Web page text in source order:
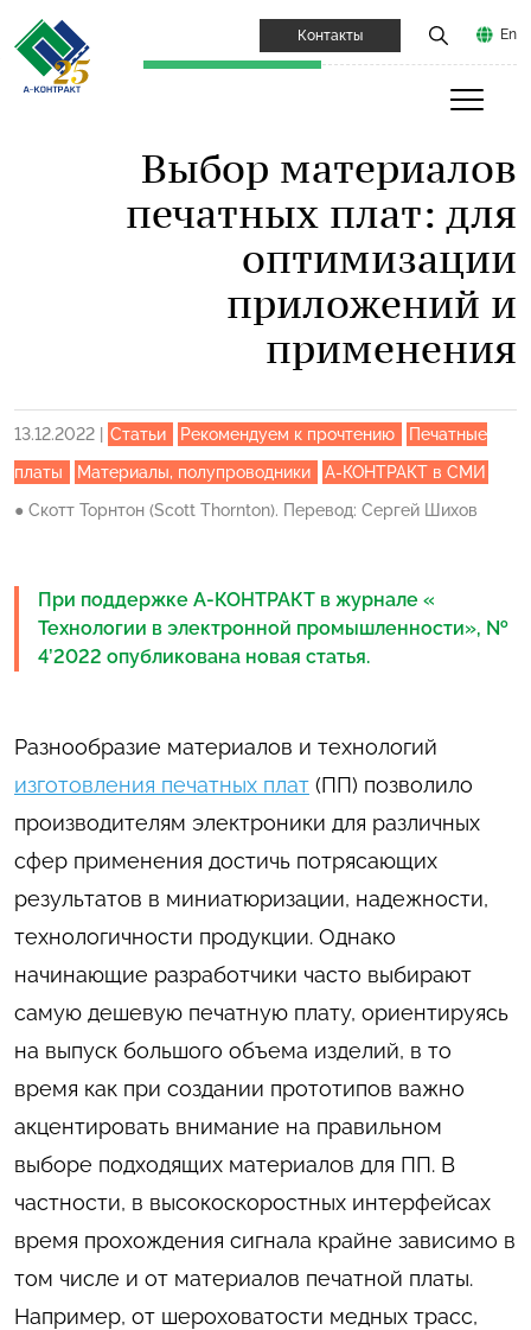
Контакты En
Выбор материалов
печатных плат: для
оптимизации
приложений и
применения
13.12.2022 Статьи Рекомендуем к прочтению
Печатные
платы
Материалы, полупроводники
А-КОНТРАКТ в СМИ
● Скотт Торнтон (Scott Thornton). Перевод: Сергей Шихов
При поддержке А-КОНТРАКТ в журнале «
Технологии в электронной промышленности», №
4’2022 опубликована новая статья.
Разнообразие материалов и технологий
изготовления печатных плат (ПП) позволило
производителям электроники для различных
сфер применения достичь потрясающих
результатов в миниатюризации, надежности,
технологичности продукции. Однако
начинающие разработчики часто выбирают
самую дешевую печатную плату, ориентируясь
на выпуск большого объема изделий, в то
время как при создании прототипов важно
акцентировать внимание на правильном
выборе подходящих материалов для ПП. В
частности, в высокоскоростных интерфейсах
время прохождения сигнала крайне зависимо в
том числе и от материалов печатной платы.
Например, от шероховатости медных трасс,